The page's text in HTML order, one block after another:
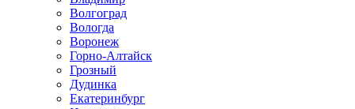
Волгоград
Вологда
Воронеж
Горно-Алтайск
Грозный
Дудинка
Екатеринбург